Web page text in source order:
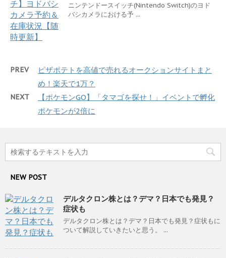
ニンテンドースイッチ(Nintendo Switch)のヨド
バシカメラにおける予 ...
PREV
ピザポテトを高値で売れるオークションサイトまと
め！楽天で1万？
NEXT
【ポケモンGO】「タマゴを探せ！」イベントで孵化
ポケモンが2倍に
NEW POST
デルタクロン株とは？デマ？日本でも発見？
症状も
デルタクロン株とは？デマ？日本でも発見？症状もに
ついて解説していきたいと思う。 ...